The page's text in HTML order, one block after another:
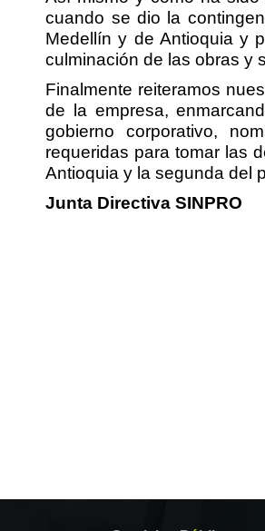
cuando se dio la
Medellín y de Antioquia y
culminación de las obras y
Finalmente reiteramos
de la empresa,
gobierno corporativo,
requeridas para tomar las
Antioquia y la segunda del
Junta Directiva SINPRO